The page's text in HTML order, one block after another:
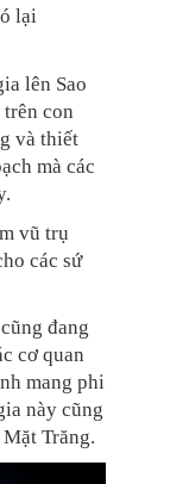
lại
lên Sao
con
và thiết
mà các
vũ trụ
các sứ
đang
cơ quan
mang phi
này cũng
Mặt Trăng.